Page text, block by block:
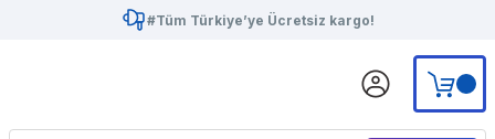
#Tüm Türkiye’ye Ücretsiz kargo!